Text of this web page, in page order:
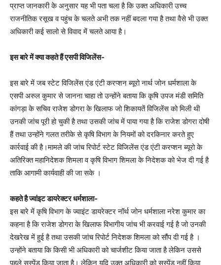
प्राप्त जानकारी के अनुसार यह भी पता चला है कि उक्त अधिकारी उच्च
राजनीतिक रसूख व पहुंच के चलते अभी तक नहीं बदला गया है तथा वैसे भी उक्त
अधिकारी कई सालो से विवाद में चलते आया है।
इस बारे में क्या कहते हैं एसपी विजिलेंस-
इस बारे में जब स्टेट विजिलेंस एंड एंटी करप्शन ब्यूरो नार्थ जोन धर्मशाला के
एसपी अरुल कुमार से जानना चाहा तो उन्होंने बताया कि कृषि उपज मंडी समिति
कांगड़ा के सचिव राजेश डोगरा के खिलाफ जो शिकायतें विजिलेंस को मिली थी
उनकी जांच पूरी हो चुकी है तथा उसकी जांच में पाया गया है कि राजेश डोगरा दोषी
हैं तथा उन्होंने गलत तरीके से कृषि विभाग के नियमों को दरकिनार करते हुए
कार्रवाई की है।मामले की जांच रिपोर्ट स्टेट विजिलेंस एंड एंटी करप्शन ब्यूरो के
अतिरिक्त महानिदेशक शिमला व कृषि विभाग शिमला के निदेशक को भेज दी गई है
ताकि आगामी कार्यवाही की जा सके ।
कहते है ज्वांइट डायरेक्टर धर्मशाला-
इस बारे में कृषि विभाग के ज्वाइंट डायरेक्टर नॉर्थ जोन धर्मशाला नरेश कुमार का
कहना है कि राजेश डोगरा के खिलाफ विभागीय जांच भी करवाई गई है जो उनकी
देखरेख में हुई है तथा उसकी जांच रिपोर्ट निदेशक शिमला को सौंप दी गई है ।
उन्होंने बताया कि किसी भी अधिकारी को चार्जशीट किया जाता है लेकिन उससे
पहले सस्पेंड किया जाता है। लेकिन यदि उक्त अधिकारी को सस्पेंड नहीं किया